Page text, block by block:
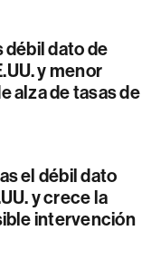
débil dato de
y menor
alza de tasas de
el débil dato
y crece la
intervención